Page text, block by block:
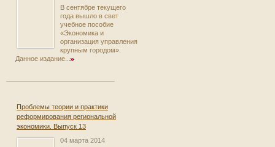
В сентябре текущего
года вышло в свет
учебное пособие
«Экономика и
организация управления
крупным городом».
Данное издание...
Проблемы теории и практики
реформирования региональной
экономики. Выпуск 13
04 марта 2014